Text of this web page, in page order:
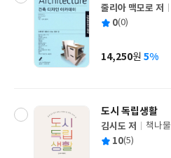
글
쓴
줄리아 맥모로 저
출
사
평 0(0)
가
14,250원 5%
도시 독립생활
글
쓴
김시도 저
출
책나물
평 10(5)